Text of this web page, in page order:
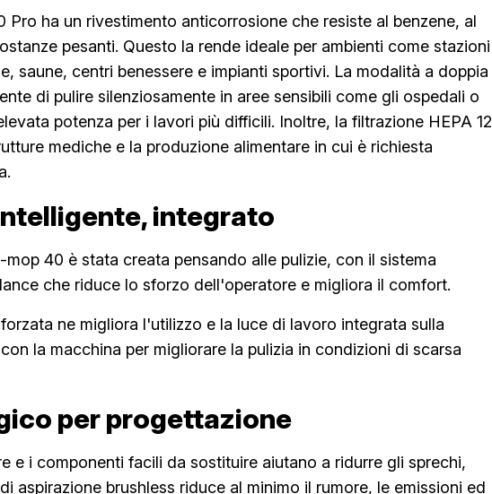
Pro ha un rivestimento anticorrosione che resiste al benzene, al
pesanti. Questo la rende ideale per ambienti come stazioni
saune, centri benessere e impianti sportivi. La modalità a doppia
di pulire silenziosamente in aree sensibili come gli ospedali o
potenza per i lavori più difficili. Inoltre, la filtrazione HEPA 12
mediche e la produzione alimentare in cui è richiesta
integrato
mop 40 è stata creata pensando alle pulizie, con il sistema
che riduce lo sforzo dell'operatore e migliora il comfort.
ne migliora l'utilizzo e la luce di lavoro integrata sulla
la macchina per migliorare la pulizia in condizioni di scarsa
per progettazione
e i componenti facili da sostituire aiutano a ridurre gli sprechi,
aspirazione brushless riduce al minimo il rumore, le emissioni ed